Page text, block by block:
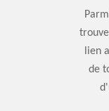
lien
de